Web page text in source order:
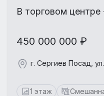
В торговом
450 000 000 ₽
г. Сергиев Посад,
1 этаж